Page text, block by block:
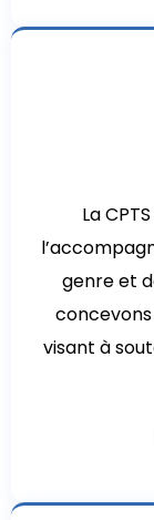
La
genre et
visant à